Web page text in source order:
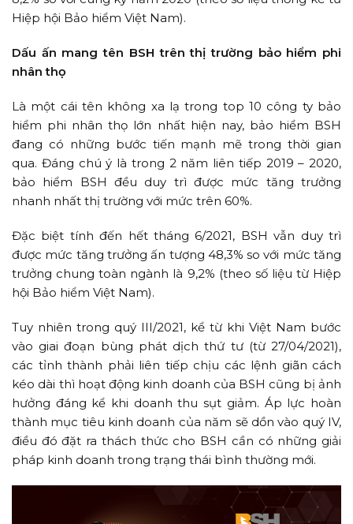
Hiệp hội Bảo hiểm Việt Nam).
Dấu ấn mang tên BSH trên thị trường bảo hiểm phi
nhân thọ
Là một cái tên không xa lạ trong top 10 công ty bảo
hiểm phi nhân thọ lớn nhất hiện nay, bảo hiểm BSH
đang có những bước tiến mạnh mẽ trong thời gian
qua. Đáng chú ý là trong 2 năm liên tiếp 2019 – 2020,
bảo hiểm BSH đều duy trì được mức tăng trưởng
nhanh nhất thị trường với mức trên 60%.
Đặc biệt tính đến hết tháng 6/2021, BSH vẫn duy trì
được mức tăng trưởng ấn tượng 48,3% so với mức tăng
trưởng chung toàn ngành là 9,2% (theo số liệu từ Hiệp
hội Bảo hiểm Việt Nam).
Tuy nhiên trong quý III/2021, kể từ khi Việt Nam bước
vào giai đoạn bùng phát dịch thứ tư (từ 27/04/2021),
các tỉnh thành phải liên tiếp chịu các lệnh giãn cách
kéo dài thì hoạt động kinh doanh của BSH cũng bị ảnh
hưởng đáng kể khi doanh thu sụt giảm. Áp lực hoàn
thành mục tiêu kinh doanh của năm sẽ dồn vào quý IV,
điều đó đặt ra thách thức cho BSH cần có những giải
pháp kinh doanh trong trạng thái bình thường mới.